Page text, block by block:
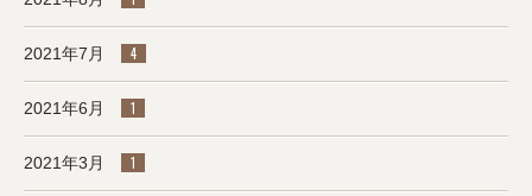
2021年7月 4
2021年6月 1
2021年3月 1